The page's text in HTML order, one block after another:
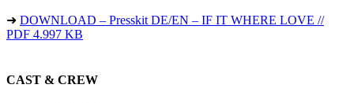
➜ DOWNLOAD – Presskit DE/EN – IF IT WHERE LOVE //
PDF 4.997 KB
CAST & CREW